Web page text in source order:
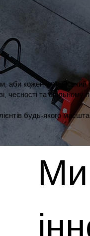
аби кожен
чесності та спільному
будь-якого